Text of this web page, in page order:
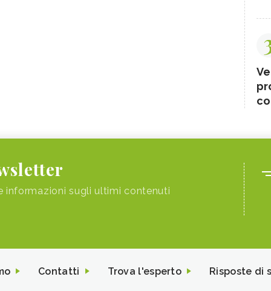
informazioni sugli ultimi contenuti
Contatti Trova l'esperto Risposte di